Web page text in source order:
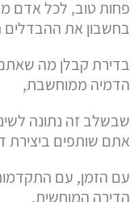
פחות טוב, לכל אדם
בחשבון את ההבדלים
בדירת קבלן מה
הדמיה ממוחשבת,
שבשלב זה נתונה
אתם שותפים ביצירת
עם הזמן, עם
הדירה המוחשית.